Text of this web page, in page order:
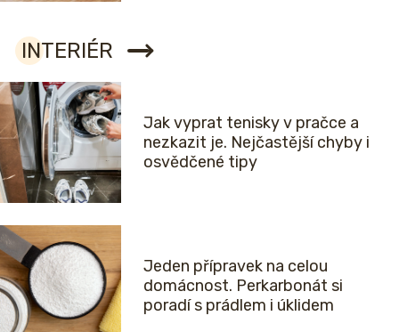
INTERIÉR
Jak vyprat tenisky v pračce a
nezkazit je. Nejčastější chyby i
osvědčené tipy
Jeden přípravek na celou
domácnost. Perkarbonát si
poradí s prádlem i úklidem